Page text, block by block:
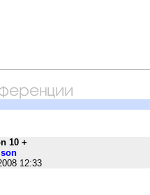
10 +
12:33